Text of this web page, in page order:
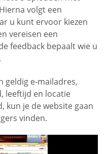
volgt een
u kunt ervoor kiezen
vereisen een
feedback bepaalt wie u
geldig e-mailadres,
leeftijd en locatie
kun je de website gaan
vinden.